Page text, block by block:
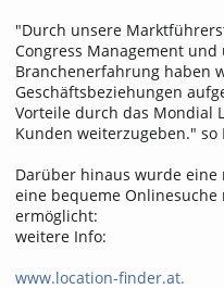
"Durch unsere
Congress Management
Branchenerfahrung haben
Geschäftsbeziehungen
Vorteile durch das Mondial
Kunden weiterzugeben." so
Darüber hinaus wurde eine
eine bequeme Onlinesuche
ermöglicht:
weitere Info:
www.location-finder.at.